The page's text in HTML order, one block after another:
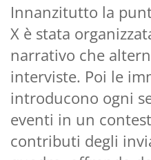
Innanzitutto la
X è stata
narrativo che
interviste. Poi le
introducono ogni
eventi in un
contributi degli